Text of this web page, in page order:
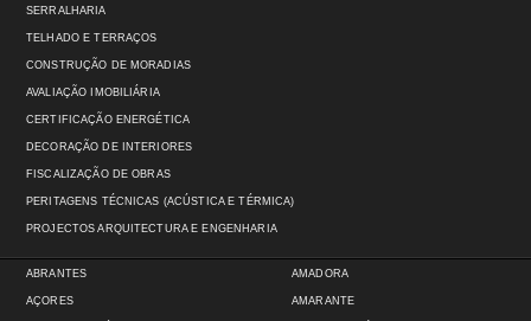
SERRALHARIA
TELHADO E TERRAÇOS
CONSTRUÇÃO DE MORADIAS
AVALIAÇÃO IMOBILIÁRIA
CERTIFICAÇÃO ENERGÉTICA
DECORAÇÃO DE INTERIORES
FISCALIZAÇÃO DE OBRAS
PERITAGENS TÉCNICAS (ACÚSTICA E TÉRMICA)
PROJECTOS ARQUITECTURA E ENGENHARIA
ABRANTES
AÇORES
AMADORA
AMARANTE